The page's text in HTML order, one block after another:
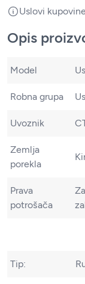
Uslovi
Opis
Model
Robna grupa
Uvoznik
Zemlja
porekla
Prava
potrošača
Tip: